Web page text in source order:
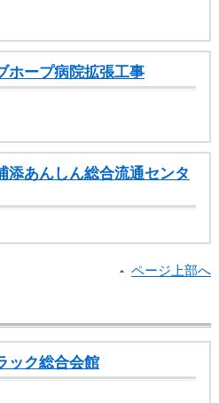
ホープ病院拡張工事
添あんしん総合流通センタ
ページ上部へ
ック総合会館